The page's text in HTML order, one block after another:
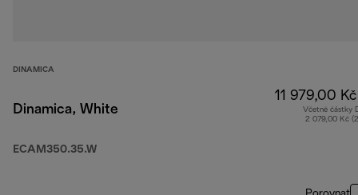
DINAMICA
Dinamica, White
ECAM350.35.W
11 979,00 Kč
Včetně částky
2 079,00 Kč